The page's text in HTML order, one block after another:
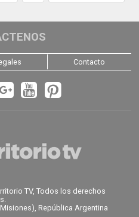
TV, Todos los derechos
República Argentina
Contacto